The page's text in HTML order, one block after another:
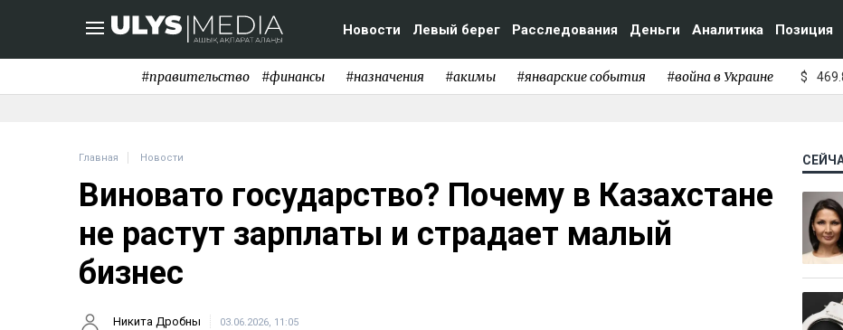
Новости Левый берег Расследования Деньги Аналитика Позиция
#правительство #финансы #назначения #акимы #январские события #война в Украине $
Главная Новости
Виновато государство? Почему в Казахстане
не растут зарплаты и страдает малый
бизнес
Никита Дробны 03.06.2026, 11:05